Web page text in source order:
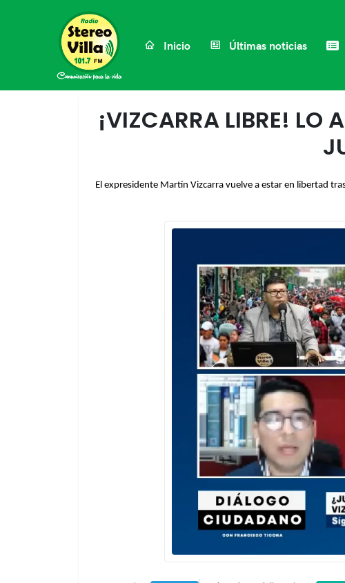
Inicio Últimas noticias
¡VIZCARRA LIBRE! LO
El expresidente Martín Vizcarra vuelve a estar en libertad